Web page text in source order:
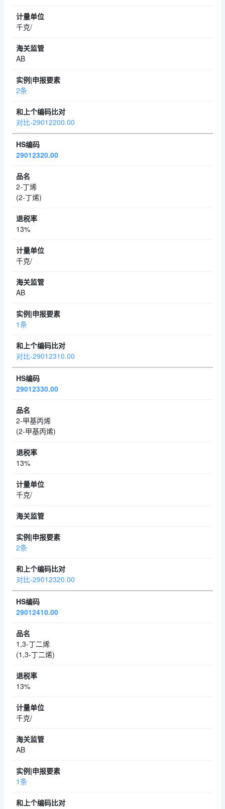
千克/
AB
2条
对比-29012200.00
29012320.00
2-丁烯
(2-丁烯)
13%
千克/
AB
1条
对比-29012310.00
29012330.00
2-甲基丙烯
(2-甲基丙烯)
13%
千克/
2条
对比-29012320.00
29012410.00
1,3-丁二烯
(1,3-丁二烯)
13%
千克/
AB
1条